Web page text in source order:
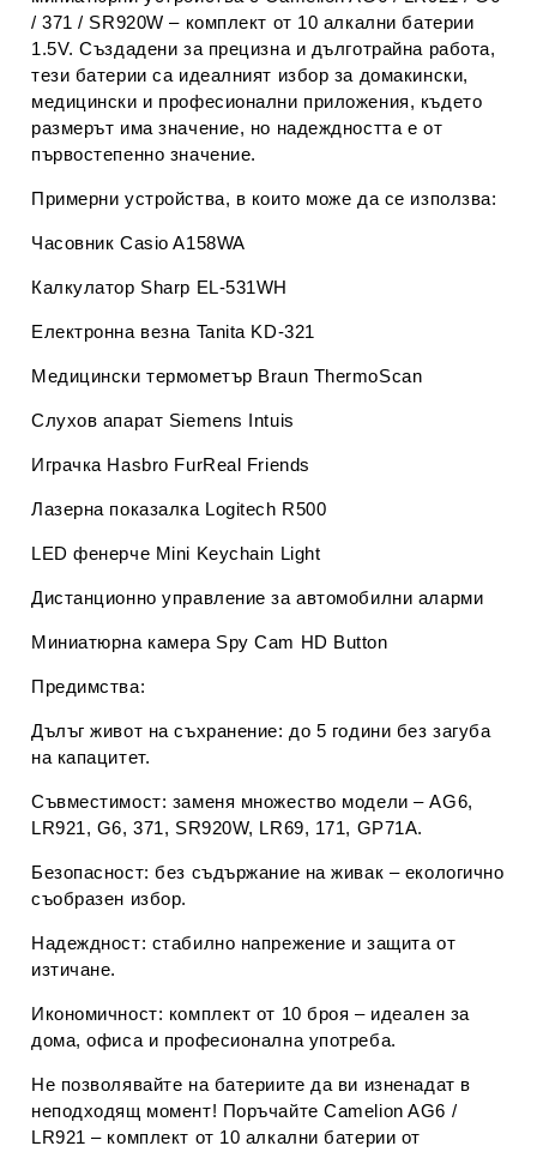
/ 371 / SR920W – комплект от 10 алкални батерии
1.5V. Създадени за прецизна и дълготрайна работа,
тези батерии са идеалният избор за домакински,
медицински и професионални приложения, където
размерът има значение, но надеждността е от
първостепенно значение.
Примерни устройства, в които може да се използва:
Часовник Casio A158WA
Калкулатор Sharp EL-531WH
Електронна везна Tanita KD-321
Медицински термометър Braun ThermoScan
Слухов апарат Siemens Intuis
Играчка Hasbro FurReal Friends
Лазерна показалка Logitech R500
LED фенерче Mini Keychain Light
Дистанционно управление за автомобилни аларми
Миниатюрна камера Spy Cam HD Button
Предимства:
Дълъг живот на съхранение: до 5 години без загуба
на капацитет.
Съвместимост: заменя множество модели – AG6,
LR921, G6, 371, SR920W, LR69, 171, GP71A.
Безопасност: без съдържание на живак – екологично
съобразен избор.
Надеждност: стабилно напрежение и защита от
изтичане.
Икономичност: комплект от 10 броя – идеален за
дома, офиса и професионална употреба.
Не позволявайте на батериите да ви изненадат в
неподходящ момент! ПоръчайтеCamelion AG6 /
LR921 – комплект от 10 алкални батерии от